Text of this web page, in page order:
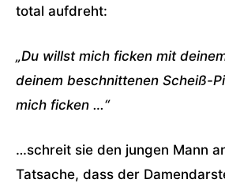
total aufdreht:
„Du willst mich ficken mit
deinem beschnittenen Scheiß-
mich ficken …“
…schreit sie den jungen Mann
Tatsache, dass der